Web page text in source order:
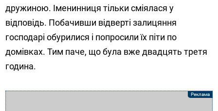
дружиною. Іменинниця тільки сміялася у
відповідь. Побачивши відверті залицяння
господарі обурилися і попросили їх піти по
домівках. Тим паче, що була вже двадцять третя
година.